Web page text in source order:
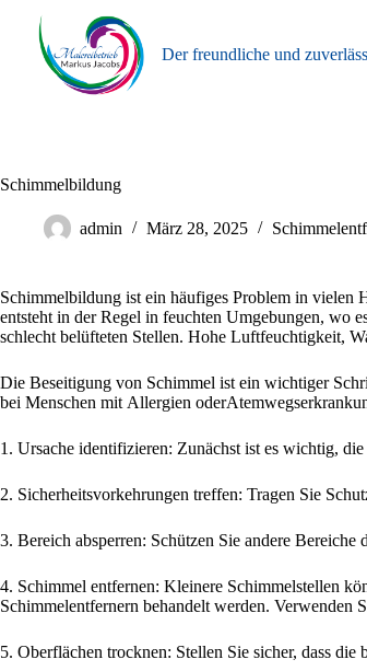
springen
Der freundliche und
Schimmelbildung
admin März 28, 2025
Schimmelbildung ist ein häufiges Problem in vielen
entsteht in der Regel in feuchten Umgebungen, wo
schlecht belüfteten Stellen. Hohe Luftfeuchtigkeit,
Die Beseitigung von Schimmel ist ein wichtiger
bei Menschen mit Allergien
1. Ursache identifizieren: Zunächst ist es wichtig,
2. Sicherheitsvorkehrungen treffen: Tragen Sie
3. Bereich absperren: Schützen Sie andere
4. Schimmel entfernen: Kleinere Schimmelstellen
Schimmelentfernern behandelt werden. Verwenden
5. Oberflächen trocknen: Stellen Sie sicher, dass